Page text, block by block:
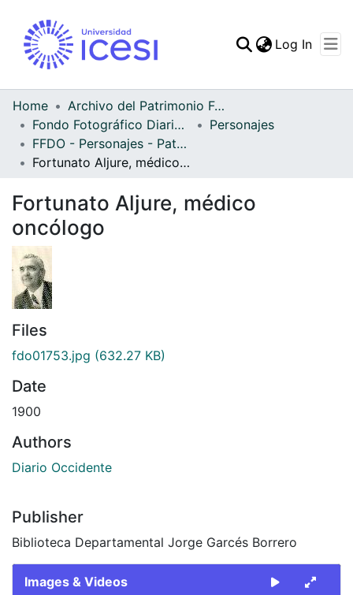
Statistics
Log In
Home
Archivo del Patrimonio Fotográfico y Fílmico del Valle del Cauca
Fondo Fotográfico Diario Occidente
Personajes
FFDO - Personajes - Patrimonial
Fortunato Aljure, médico oncólogo
Fortunato Aljure, médico
oncólogo
Files
fdo01753.jpg (632.27 KB)
Date
1900
Authors
Diario Occidente
Publisher
Biblioteca Departamental Jorge Garcés Borrero
Images & Videos